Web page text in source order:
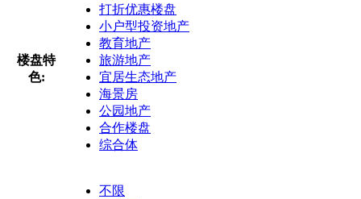
楼盘特
色:
打折优惠楼盘
小户型投资地产
教育地产
旅游地产
宜居生态地产
海景房
公园地产
合作楼盘
综合体
不限